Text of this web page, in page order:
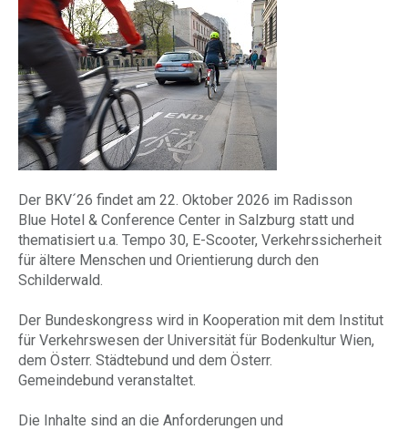
Der BKV´26 findet am 22. Oktober 2026 im Radisson
Blue Hotel & Conference Center in Salzburg statt und
thematisiert u.a. Tempo 30, E-Scooter, Verkehrssicherheit
für ältere Menschen und Orientierung durch den
Schilderwald.
Der Bundeskongress wird in Kooperation mit dem Institut
für Verkehrswesen der Universität für Bodenkultur Wien,
dem Österr. Städtebund und dem Österr.
Gemeindebund veranstaltet.
Die Inhalte sind an die Anforderungen und